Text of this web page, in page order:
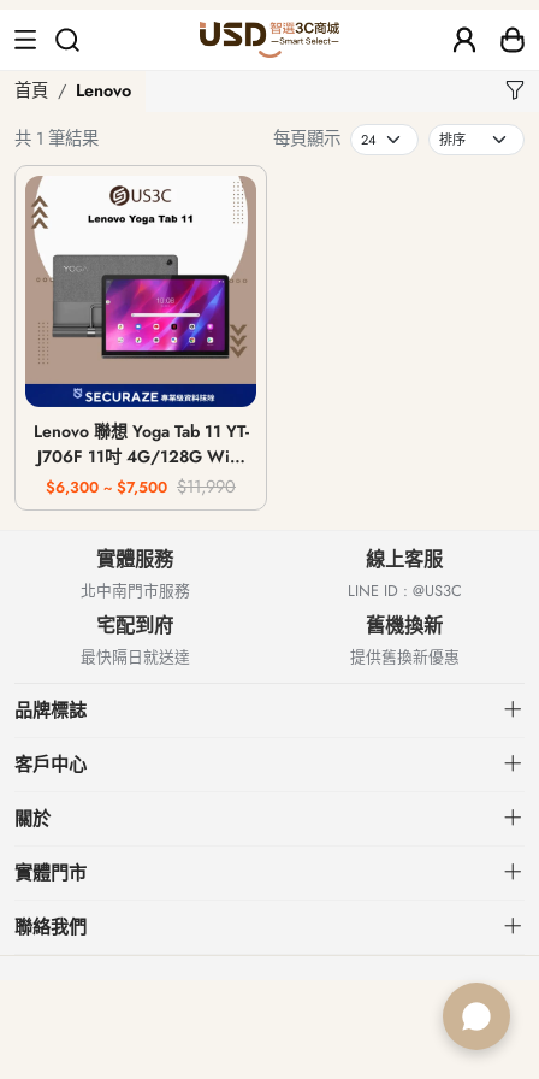
Lenovo
首頁
Lenovo
共 1 筆結果
每頁顯示
Lenovo 聯想 Yoga Tab 11 YT-
J706F 11吋 4G/128G WiFi
版
$6,300 ~ $7,500 $11,990
實體服務
北中南門市服務
線上客服
LINE ID : @US3C
宅配到府
最快隔日就送達
舊機換新
提供舊換新優惠
品牌標誌
客戶中心
會員中心
關於
關於US3C
實體門市
台北小南門店
台北南港店
聯絡我們